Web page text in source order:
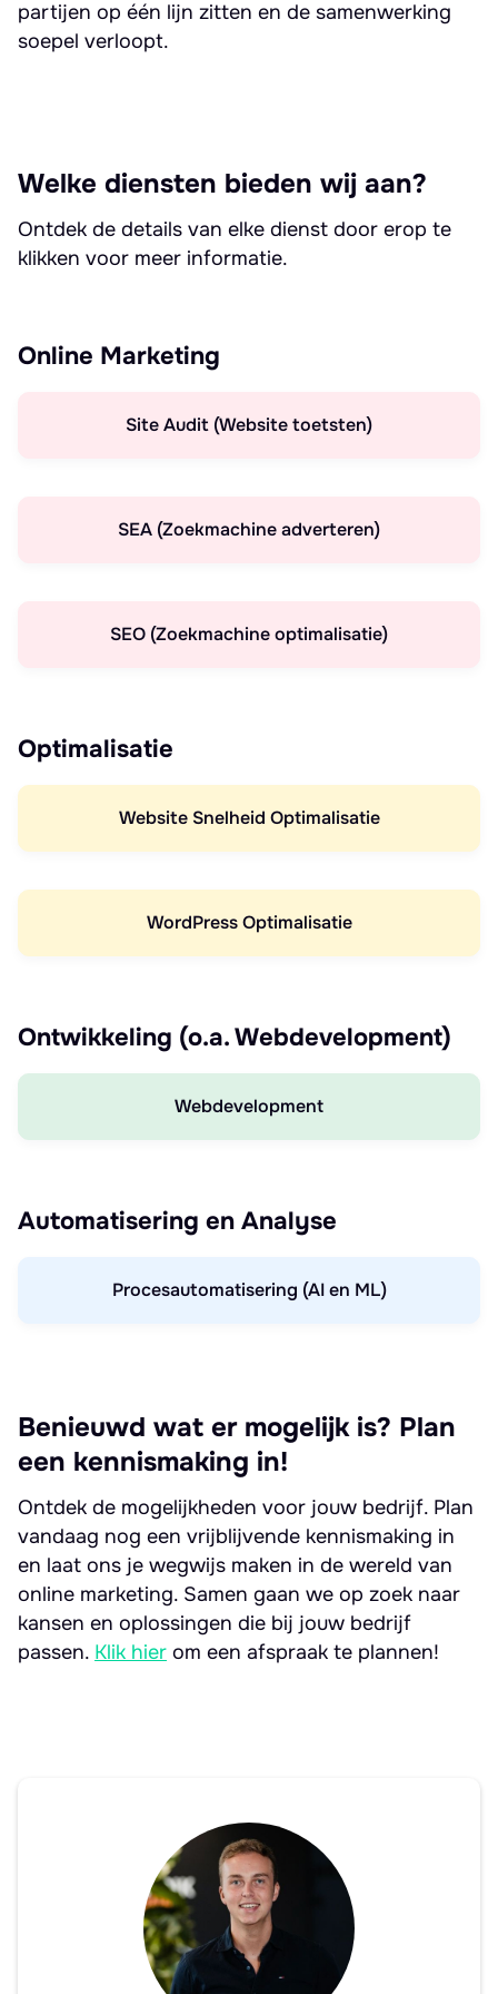
partijen op één lijn zitten en de samenwerking
soepel verloopt.
Welke diensten bieden wij aan?
Ontdek de details van elke dienst door erop te
klikken voor meer informatie.
Online Marketing
Site Audit (Website toetsten)
SEA (Zoekmachine adverteren)
SEO (Zoekmachine optimalisatie)
Optimalisatie
Website Snelheid Optimalisatie
WordPress Optimalisatie
Ontwikkeling (o.a. Webdevelopment)
Webdevelopment
Automatisering en Analyse
Procesautomatisering (AI en ML)
Benieuwd wat er mogelijk is? Plan
een kennismaking in!
Ontdek de mogelijkheden voor jouw bedrijf. Plan
vandaag nog een vrijblijvende kennismaking in
en laat ons je wegwijs maken in de wereld van
online marketing. Samen gaan we op zoek naar
kansen en oplossingen die bij jouw bedrijf
passen. Klik hier om een afspraak te plannen!